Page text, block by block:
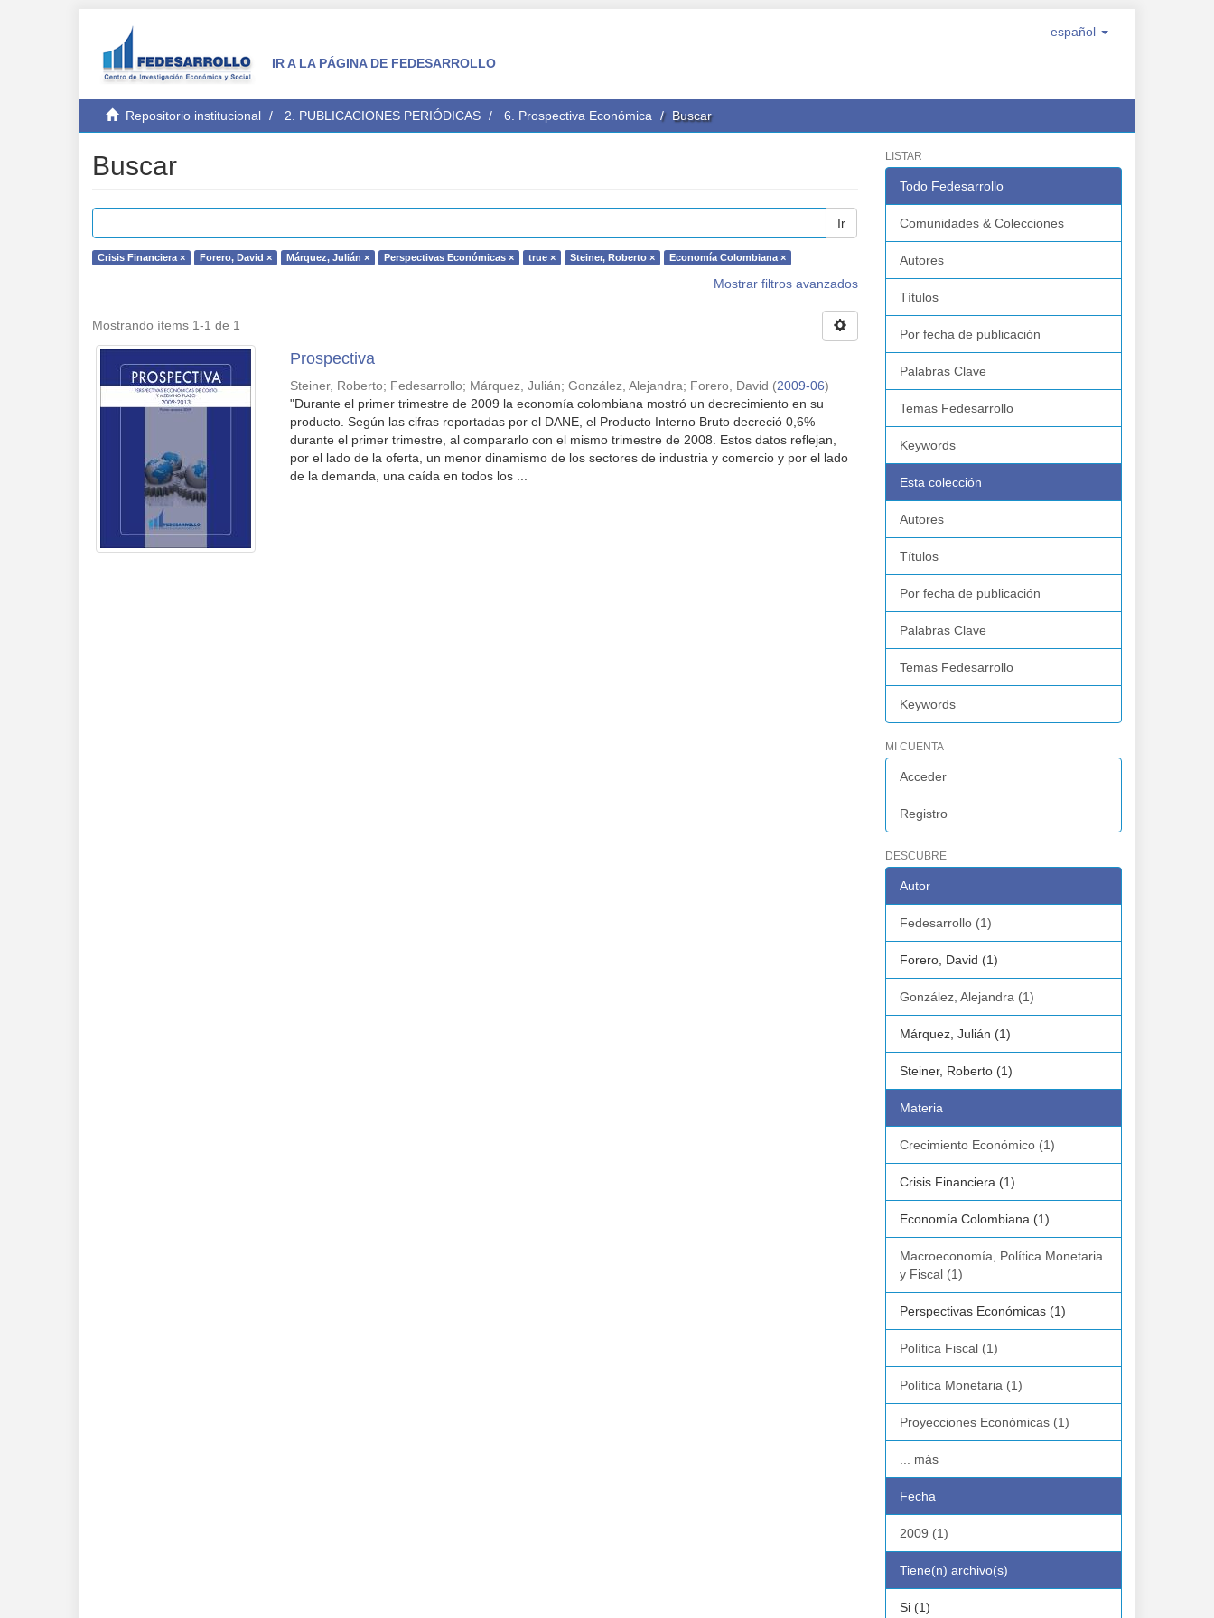
IR A LA PÁGINA DE FEDESARROLLO
español
Repositorio institucional 2. PUBLICACIONES PERIÓDICAS 6. Prospectiva Económica Buscar
Buscar
Ir
Crisis Financiera × Forero, David × Márquez, Julián × Perspectivas Económicas × true × Steiner, Roberto × Economía Colombiana ×
Mostrar filtros avanzados
Mostrando ítems 1-1 de 1
Prospectiva
Steiner, Roberto; Fedesarrollo; Márquez, Julián;González, Alejandra; Forero, David (2009-06)
"Durante el primer trimestre de 2009 la economía colombiana mostró un decrecimiento en su
producto. Según las cifras reportadas por el DANE, el Producto Interno Bruto decreció 0,6%
durante el primer trimestre, al compararlo con el mismo trimestre de 2008. Estos datos reflejan,
por el lado de la oferta, un menor dinamismo de los sectores de industria y comercio y por el lado
de la demanda, una caída en todos los ...
LISTAR
Todo Fedesarrollo
Comunidades & Colecciones
Autores
Títulos
Por fecha de publicación
Palabras Clave
Temas Fedesarrollo
Keywords
Esta colección
Autores
Títulos
Por fecha de publicación
Palabras Clave
Temas Fedesarrollo
Keywords
MI CUENTA
Acceder
Registro
DESCUBRE
Autor
Fedesarrollo (1)
Forero, David (1)
González, Alejandra (1)
Márquez, Julián (1)
Steiner, Roberto (1)
Materia
Crecimiento Económico (1)
Crisis Financiera (1)
Economía Colombiana (1)
Macroeconomía, Política Monetaria
y Fiscal (1)
Perspectivas Económicas (1)
Política Fiscal (1)
Política Monetaria (1)
Proyecciones Económicas (1)
... más
Fecha
2009 (1)
Tiene(n) archivo(s)
Si (1)